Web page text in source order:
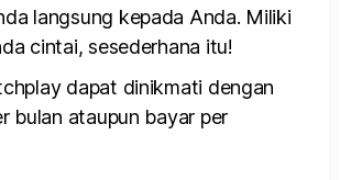
langsung kepada Anda. Miliki
cintai, sesederhana itu!
dapat dinikmati dengan
bulan ataupun bayar per